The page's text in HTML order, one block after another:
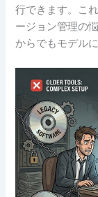
行できます。こ
ージョン管理の
からでもモデル